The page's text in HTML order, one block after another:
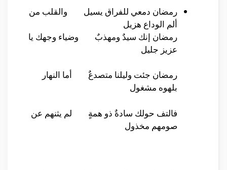
رمضان دمعي للفراق يسيل والقلب من
ألم الوداع هزيل
رمضان إنك سيدٌ ومهذبٌ وضياء وجهك يا
عزيز جليل
رمضان جئت وليلنا متصدعٌ أما النهار
بلهوه مشغول
فالتف حولك سادةٌ ذو همةٍ لم يثنهم عن
صومهم مخذول